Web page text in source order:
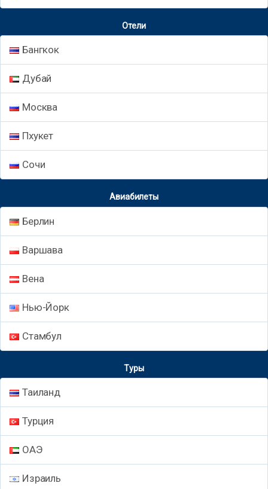
Отели
Бангкок
Дубай
Москва
Пхукет
Сочи
Авиабилеты
Берлин
Варшава
Вена
Нью-Йорк
Стамбул
Туры
Таиланд
Турция
ОАЭ
Израиль